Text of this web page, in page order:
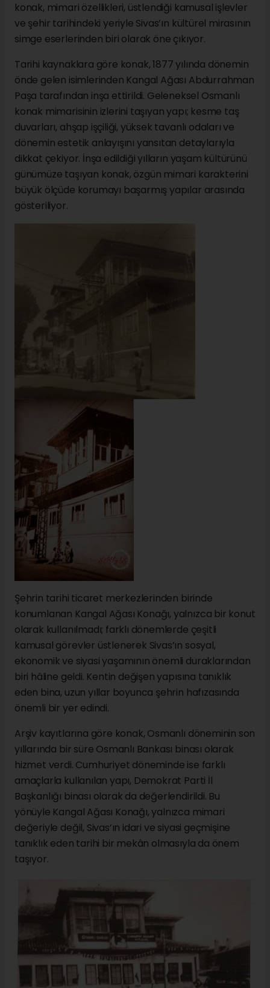
konak, mimari özellikleri, üstlendiği kamusal işlevler
ve şehir tarihindeki yeriyle Sivas’ın kültürel mirasının
simge eserlerinden biri olarak öne çıkıyor.
Tarihi kaynaklara göre konak, 1877 yılında dönemin
önde gelen isimlerinden Kangal Ağası Abdurrahman
Paşa tarafından inşa ettirildi. Geleneksel Osmanlı
konak mimarisinin izlerini taşıyan yapı; kesme taş
duvarları, ahşap işçiliği, yüksek tavanlı odaları ve
dönemin estetik anlayışını yansıtan detaylarıyla
dikkat çekiyor. İnşa edildiği yılların yaşam kültürünü
günümüze taşıyan konak, özgün mimari karakterini
büyük ölçüde korumayı başarmış yapılar arasında
gösteriliyor.
Şehrin tarihi ticaret merkezlerinden birinde
konumlanan Kangal Ağası Konağı, yalnızca bir konut
olarak kullanılmadı; farklı dönemlerde çeşitli
kamusal görevler üstlenerek Sivas’ın sosyal,
ekonomik ve siyasi yaşamının önemli duraklarından
biri hâline geldi. Kentin değişen yapısına tanıklık
eden bina, uzun yıllar boyunca şehrin hafızasında
önemli bir yer edindi.
Arşiv kayıtlarına göre konak, Osmanlı döneminin son
yıllarında bir süre Osmanlı Bankası binası olarak
hizmet verdi. Cumhuriyet döneminde ise farklı
amaçlarla kullanılan yapı, Demokrat Parti İl
Başkanlığı binası olarak da değerlendirildi. Bu
yönüyle Kangal Ağası Konağı, yalnızca mimari
değeriyle değil, Sivas’ın idari ve siyasi geçmişine
tanıklık eden tarihi bir mekân olmasıyla da önem
taşıyor.